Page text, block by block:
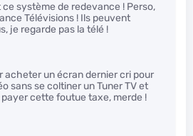
ce système de redevance ! Perso,
Télévisions ! Ils peuvent
je regarde pas la télé !
acheter un écran dernier cri pour
sans se coltiner un Tuner TV et
cette foutue taxe, merde !